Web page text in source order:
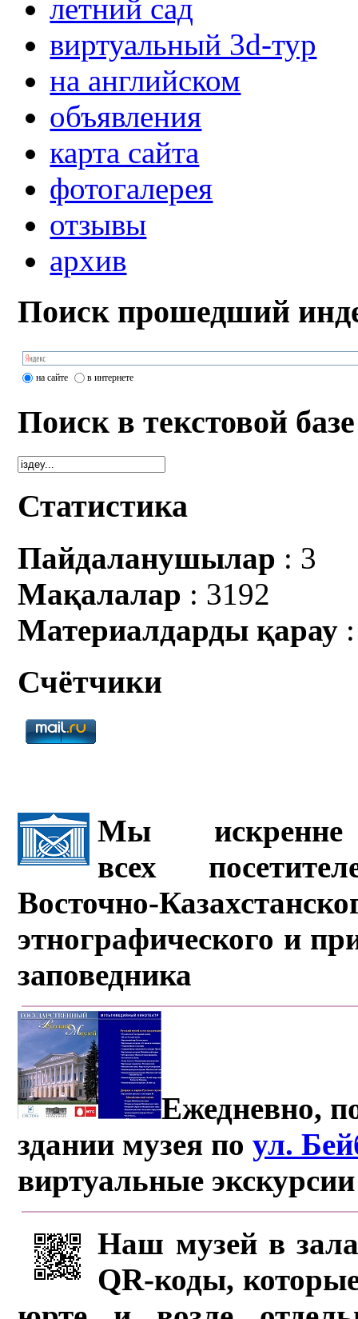
летний сад
виртуальный 3d-тур
на английском
объявления
карта сайта
фотогалерея
отзывы
архив
Поиск прошедший
на сайте в интернете
Поиск в текстовой базе
Статистика
Пайдаланушылар : 3
Мақалалар : 3192
Материалдарды қарау
Счётчики
Мы искренне
всех
Восточно-
этнографического и
заповедника
Ежедневно,
здании музея поул.
виртуальные
Наш музей в
QR-коды,